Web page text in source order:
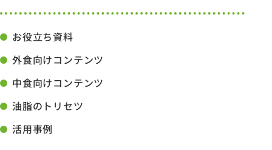
お役立ち資料
外食向けコンテンツ
中食向けコンテンツ
油脂のトリセツ
活用事例